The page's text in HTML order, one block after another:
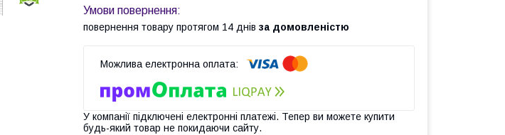
повернення товару протягом 14 днів за домовленістю
У компанії підключені електронні платежі. Тепер ви можете купити
будь-який товар не покидаючи сайту.